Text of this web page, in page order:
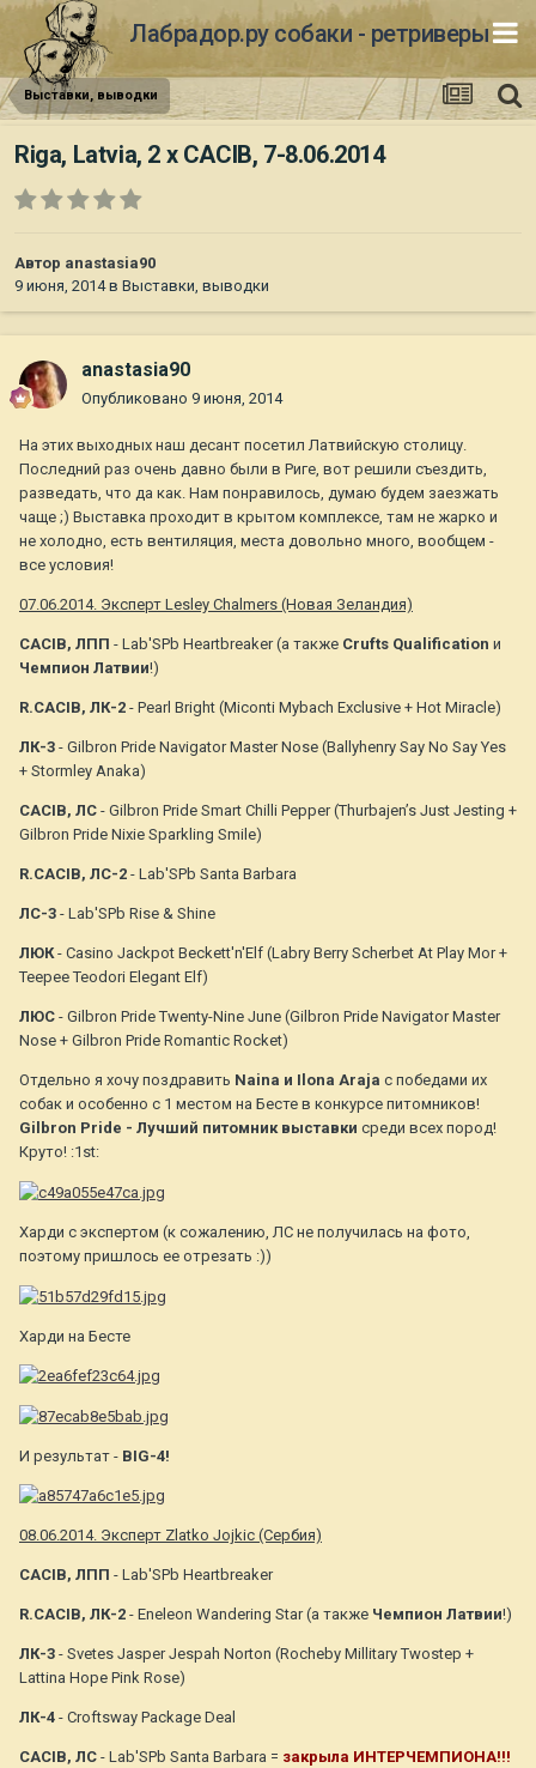
Лабрадор.ру собаки - ретриверы
Выставки, выводки
Riga, Latvia, 2 x CACIB, 7-8.06.2014
Автор anastasia90
9 июня, 2014в Выставки, выводки
anastasia90
Опубликовано 9 июня, 2014
На этих выходных наш десант посетил Латвийскую столицу.
Последний раз очень давно были в Риге, вот решили съездить,
разведать, что да как. Нам понравилось, думаю будем заезжать
чаще ;) Выставка проходит в крытом комплексе, там не жарко и
не холодно, есть вентиляция, места довольно много, вообщем -
все условия!
07.06.2014. Эксперт Lesley Chalmers (Новая Зеландия)
CACIB, ЛПП - Lab'SPb Heartbreaker (а также Crufts Qualification и
Чемпион Латвии!)
R.CACIB, ЛК-2 - Pearl Bright (Miconti Mybach Exclusive + Hot Miracle)
ЛК-3 - Gilbron Pride Navigator Master Nose (Ballyhenry Say No Say Yes
+ Stormley Anaka)
CACIB, ЛС - Gilbron Pride Smart Chilli Pepper (Thurbajen’s Just Jesting +
Gilbron Pride Nixie Sparkling Smile)
R.CACIB, ЛС-2 - Lab'SPb Santa Barbara
ЛС-3 - Lab'SPb Rise & Shine
ЛЮК- Casino Jackpot Beckett'n'Elf (Labry Berry Scherbet At Play Mor +
Teepee Teodori Elegant Elf)
ЛЮC - Gilbron Pride Twenty-Nine June (Gilbron Pride Navigator Master
Nose + Gilbron Pride Romantic Rocket)
Отдельно я хочу поздравить Naina и Ilona Araja с победами их
собак и особенно с 1 местом на Бесте в конкурсе питомников!
Gilbron Pride - Лучший питомник выставки среди всех пород!
Круто! :1st:
Харди с экспертом (к сожалению, ЛС не получилась на фото,
поэтому пришлось ее отрезать :))
Харди на Бесте
И результат - BIG-4!
08.06.2014. Эксперт Zlatko Jojkic (Сербия)
CACIB, ЛПП - Lab'SPb Heartbreaker
R.CACIB, ЛК-2 - Eneleon Wandering Star (а также Чемпион Латвии!)
ЛК-3 - Svetes Jasper Jespah Norton (Rocheby Millitary Twostep +
Lattina Hope Pink Rose)
ЛК-4 - Croftsway Package Deal
CACIB, ЛС - Lab'SPb Santa Barbara = закрыла ИНТЕРЧЕМПИОНА!!!